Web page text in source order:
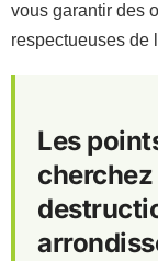
vous garantir des
respectueuses de
Les